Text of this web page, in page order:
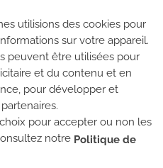
ses salles, partout en
utilisions des cookies pour
sur votre appareil.
peuvent être utilisées pour
et du contenu et en
pour développer et
pour accepter ou non les
notre Politique de